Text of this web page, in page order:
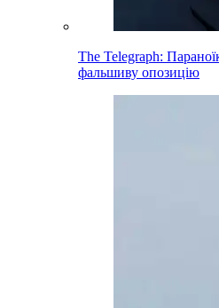
The Telegraph:
фальшиву опозицію